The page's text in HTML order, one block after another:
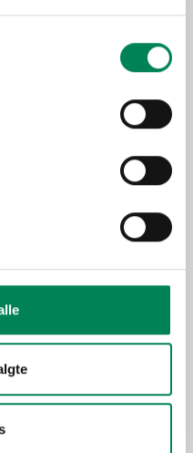
interspecific
RoseFlowers®
interspecific
‘Alberte’